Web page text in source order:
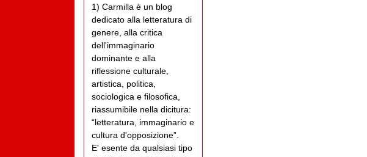
1) Carmilla è un blog
dedicato alla letteratura di
genere, alla critica
dell'immaginario
dominante e alla
riflessione culturale,
artistica, politica,
sociologica e filosofica,
riassumibile nella dicitura:
“letteratura, immaginario e
cultura d'opposizione”.
E' esente da qualsiasi tipo